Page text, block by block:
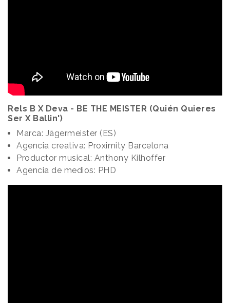
Rels B X Deva - BE THE MEISTER (Quién Quieres
Ser X Ballin')
Marca: Jägermeister (ES)
Agencia creativa: Proximity Barcelona
Productor musical: Anthony Kilhoffer
Agencia de medios: PHD